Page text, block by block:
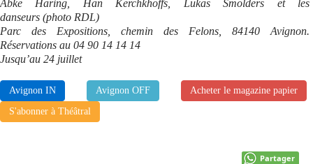
Abke Haring, Han Kerchkhoffs, Lukas Smolders et les
danseurs (photo RDL)
Parc des Expositions, chemin des Felons, 84140 Avignon.
Réservations au 04 90 14 14 14
Jusqu’au 24 juillet
Avignon IN Avignon OFF
Acheter le magazine papier
S'abonner à Théâtral
Partager